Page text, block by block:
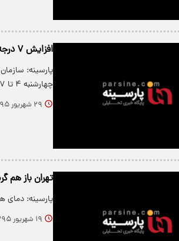
افزایش ۷ درجه‌ای دما در شمال در شروع پاییز
پارسینه:
چهارشنبه ۴ تا ۷ درجه گرم‌تر می‌شود…
۲۹ شهریور ۱۳۹۵
تهران باز هم
پارسینه: دمای
۱۹ شهریور ۱۳۹۵